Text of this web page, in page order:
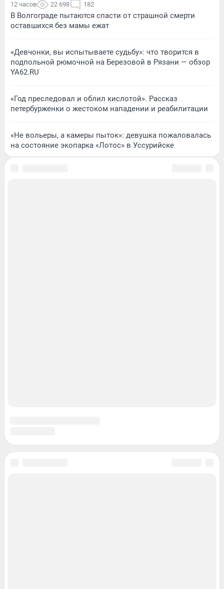
12 часов 22 698 182
В Волгограде пытаются спасти от страшной смерти
оставшихся без мамы ежат
«Девчонки, вы испытываете судьбу»: что творится в
подпольной рюмочной на Березовой в Рязани — обзор
YA62.RU
«Год преследовал и облил кислотой». Рассказ
петербурженки о жестоком нападении и реабилитации
«Не вольеры, а камеры пыток»: девушка пожаловалась
на состояние экопарка «Лотос» в Уссурийске